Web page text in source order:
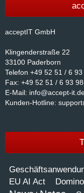
acceptIT GmbH
Klingenderstraße 22
33100 Paderborn
Telefon +49 52 51 / 6
Fax: +49 52 51 / 6 93
E-Mail: info@accept-
Kunden-Hotline:
EU AI Act